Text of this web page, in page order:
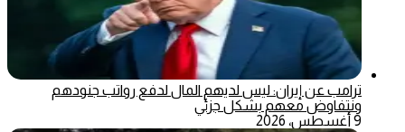
ترامب عن إيران: ليس لديهم المال لدفع رواتب جنودهم
ونتفاوض معهم بشكل جزئي
9 أغسطس، 2026